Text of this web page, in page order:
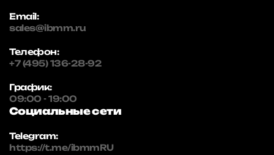
Email:
sales@ibmm.ru
Телефон:
+7 (495) 136-28-92
График:
09:00 - 19:00
Социальные сети
Telegram:
https://t.me/ibmmRU